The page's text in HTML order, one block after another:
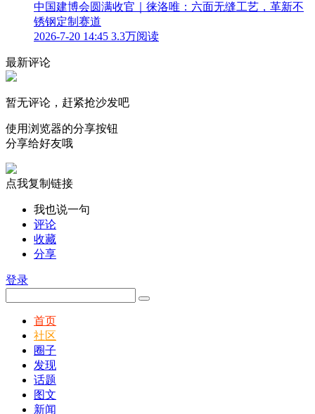
中国建博会圆满收官｜徕洛唯：六面无缝工艺，革新不
锈钢定制赛道
2026-7-20 14:45 3.3万阅读
最新评论
暂无评论，赶紧抢沙发吧
使用浏览器的分享按钮
分享给好友哦
点我复制链接
我也说一句
评论
收藏
分享
登录
首页
社区
圈子
发现
话题
图文
新闻